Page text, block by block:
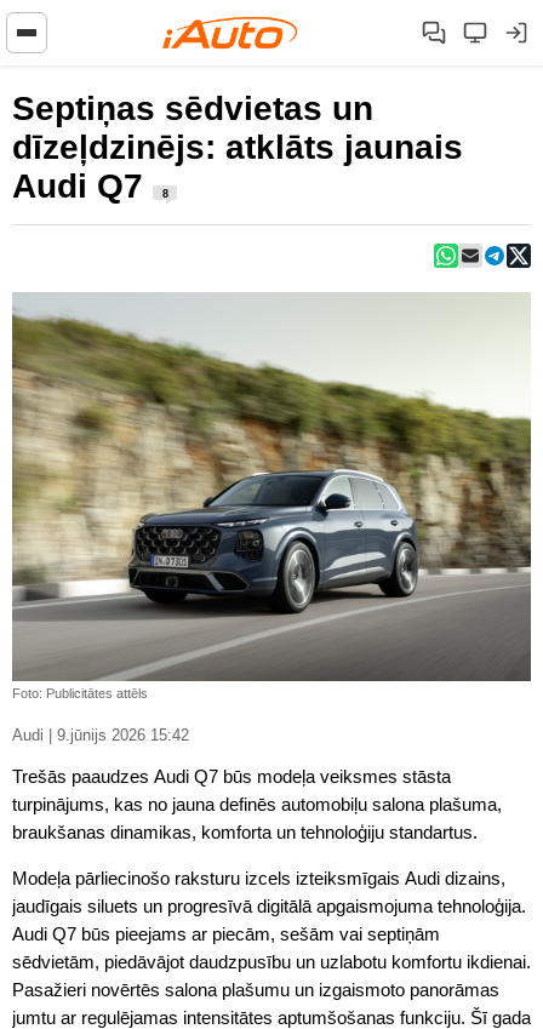
Septiņas sēdvietas un
dīzeļdzinējs: atklāts jaunais
Audi Q7
8
Foto: Publicitātes attēls
Audi | 9.jūnijs 2026 15:42
Trešās paaudzes Audi Q7 būs modeļa veiksmes stāsta
turpinājums, kas no jauna definēs automobiļu salona plašuma,
braukšanas dinamikas, komforta un tehnoloģiju standartus.
Modeļa pārliecinošo raksturu izcels izteiksmīgais Audi dizains,
jaudīgais siluets un progresīvā digitālā apgaismojuma tehnoloģija.
Audi Q7 būs pieejams ar piecām, sešām vai septiņām
sēdvietām, piedāvājot daudzpusību un uzlabotu komfortu ikdienai.
Pasažieri novērtēs salona plašumu un izgaismoto panorāmas
jumtu ar regulējamas intensitātes aptumšošanas funkciju. Šī gada